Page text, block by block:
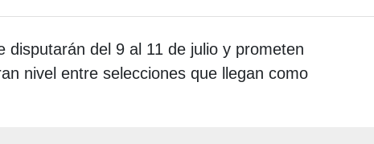
disputarán del 9 al 11 de julio y prometen
nivel entre selecciones que llegan como